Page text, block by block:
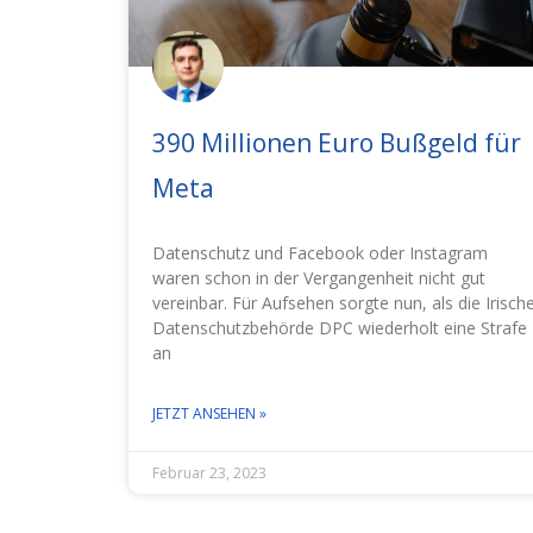
390 Millionen Euro Bußgeld für
Meta
Datenschutz und Facebook oder Instagram
waren schon in der Vergangenheit nicht gut
vereinbar. Für Aufsehen sorgte nun, als die
Datenschutzbehörde DPC wiederholt eine Strafe
an
JETZT ANSEHEN »
Februar 23, 2023